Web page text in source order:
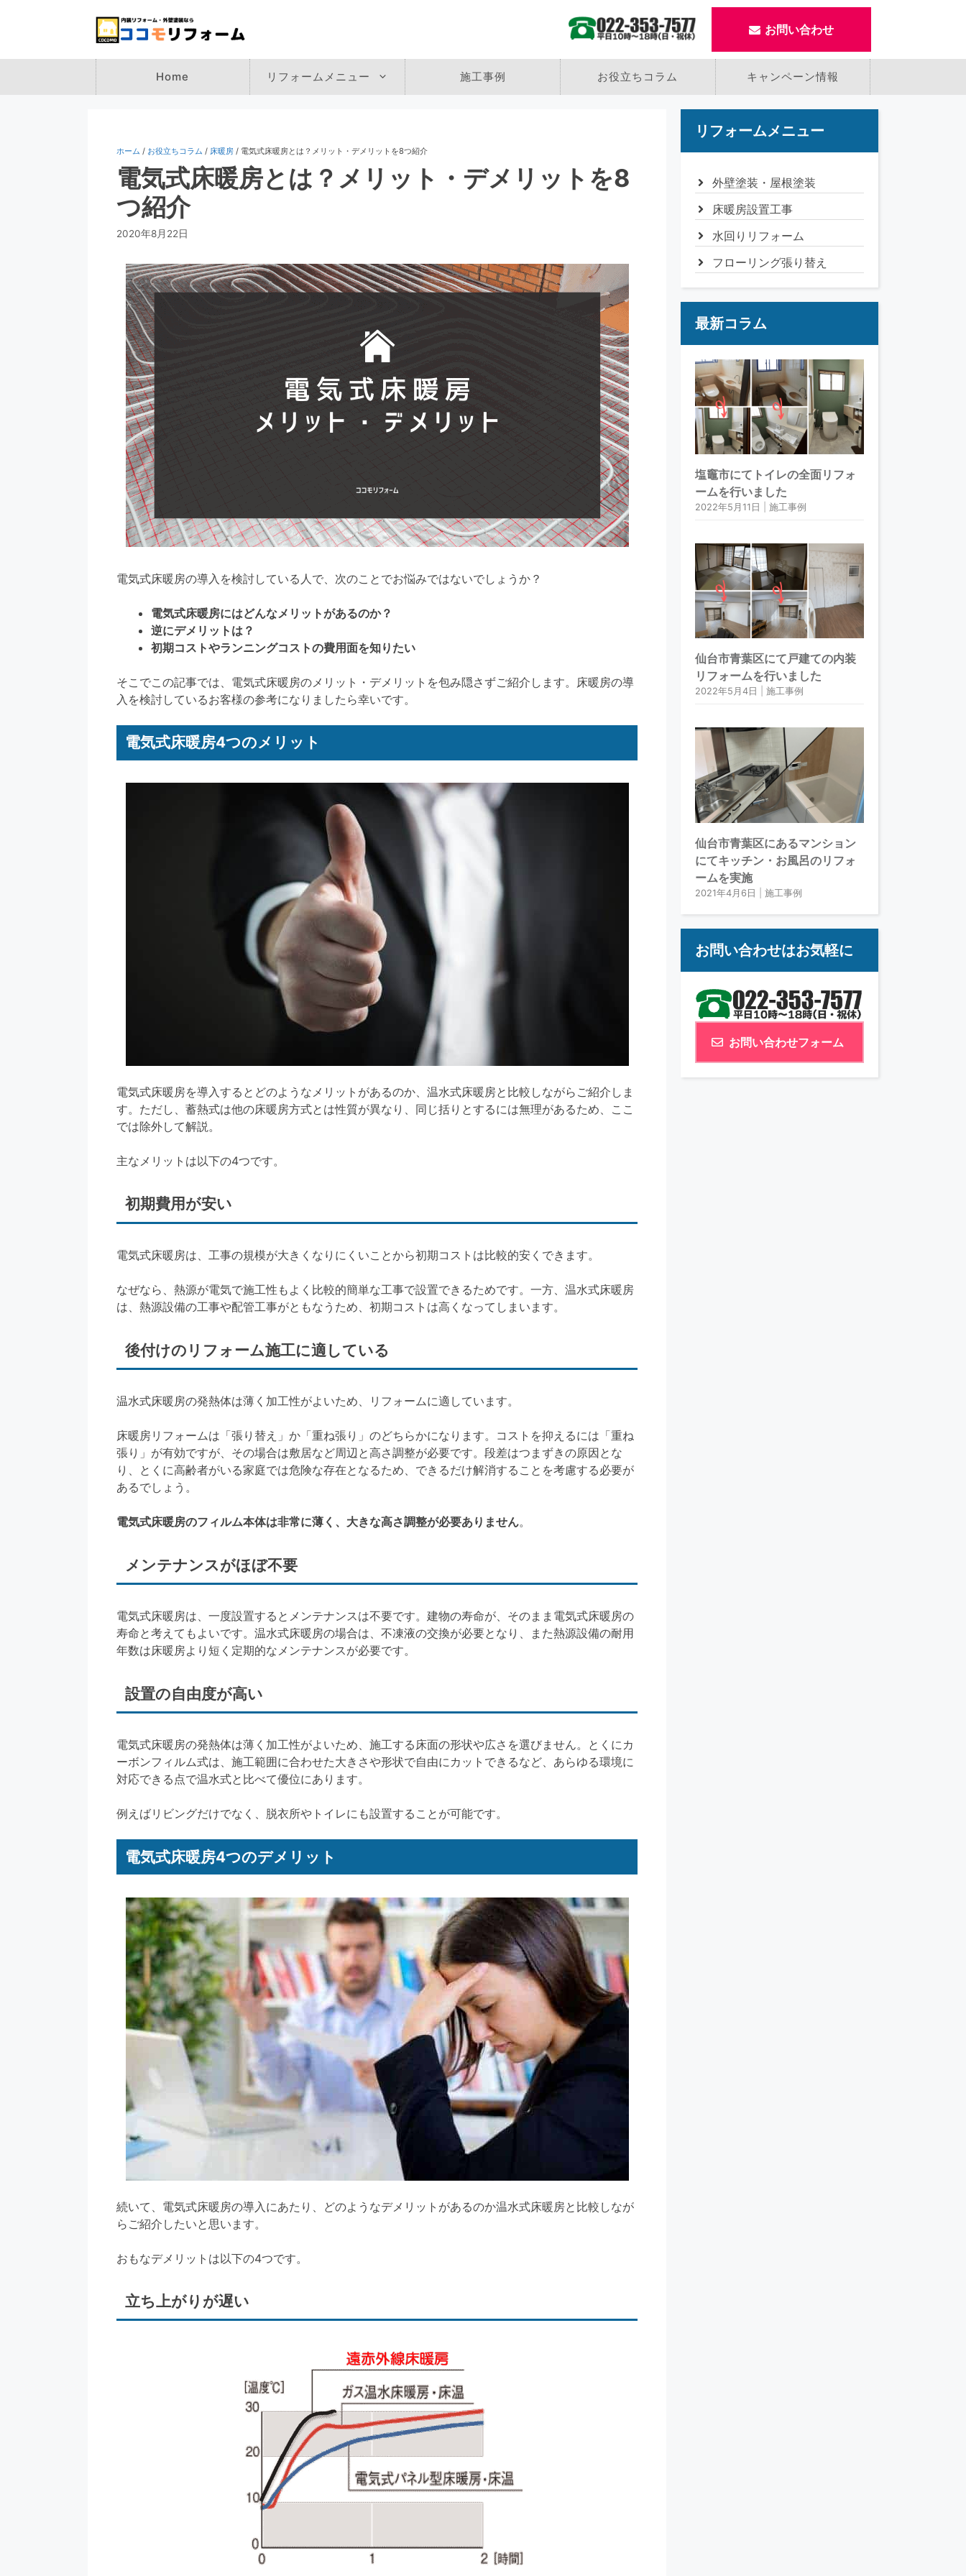
ン
お問い合わせ
Home リフォームメニュー 施工事例 お役立ちコラム キャンペーン情報
ホーム / お役立ちコラム / 床暖房 / 電気式床暖房とは？メリット・デメリットを8つ紹介
電気式床暖房とは？メリット・デメリットを8
つ紹介
2020年8月22日
電気式床暖房の導入を検討している人で、次のことでお悩みではないでしょうか？
電気式床暖房にはどんなメリットがあるのか？
逆にデメリットは？
初期コストやランニングコストの費用面を知りたい
そこでこの記事では、電気式床暖房のメリット・デメリットを包み隠さずご紹介します。床暖房の導
入を検討しているお客様の参考になりましたら幸いです。
電気式床暖房4つのメリット
電気式床暖房を導入するとどのようなメリットがあるのか、温水式床暖房と比較しながらご紹介しま
す。ただし、蓄熱式は他の床暖房方式とは性質が異なり、同じ括りとするには無理があるため、ここ
では除外して解説。
主なメリットは以下の4つです。
初期費用が安い
電気式床暖房は、工事の規模が大きくなりにくいことから初期コストは比較的安くできます。
なぜなら、熱源が電気で施工性もよく比較的簡単な工事で設置できるためです。一方、温水式床暖房
は、熱源設備の工事や配管工事がともなうため、初期コストは高くなってしまいます。
後付けのリフォーム施工に適している
温水式床暖房の発熱体は薄く加工性がよいため、リフォームに適しています。
床暖房リフォームは「張り替え」か「重ね張り」のどちらかになります。コストを抑えるには「重ね
張り」が有効ですが、その場合は敷居など周辺と高さ調整が必要です。段差はつまずきの原因とな
り、とくに高齢者がいる家庭では危険な存在となるため、できるだけ解消することを考慮する必要が
あるでしょう。
電気式床暖房のフィルム本体は非常に薄く、大きな高さ調整が必要ありません。
メンテナンスがほぼ不要
電気式床暖房は、一度設置するとメンテナンスは不要です。建物の寿命が、そのまま電気式床暖房の
寿命と考えてもよいです。温水式床暖房の場合は、不凍液の交換が必要となり、また熱源設備の耐用
年数は床暖房より短く定期的なメンテナンスが必要です。
設置の自由度が高い
電気式床暖房の発熱体は薄く加工性がよいため、施工する床面の形状や広さを選びません。とくにカ
ーボンフィルム式は、施工範囲に合わせた大きさや形状で自由にカットできるなど、あらゆる環境に
対応できる点で温水式と比べて優位にあります。
例えばリビングだけでなく、脱衣所やトイレにも設置することが可能です。
電気式床暖房4つのデメリット
続いて、電気式床暖房の導入にあたり、どのようなデメリットがあるのか温水式床暖房と比較しなが
らご紹介したいと思います。
おもなデメリットは以下の4つです。
立ち上がりが遅い
リフォームメニュー
外壁塗装・屋根塗装
床暖房設置工事
水回りリフォーム
フローリング張り替え
最新コラム
塩竈市にてトイレの全面リフォ
ームを行いました
2022年5月11日 施工事例
仙台市青葉区にて戸建ての内装
リフォームを行いました
2022年5月4日 施工事例
仙台市青葉区にあるマンション
にてキッチン・お風呂のリフォ
ームを実施
2021年4月6日 施工事例
お問い合わせはお気軽に
お問い合わせフォーム